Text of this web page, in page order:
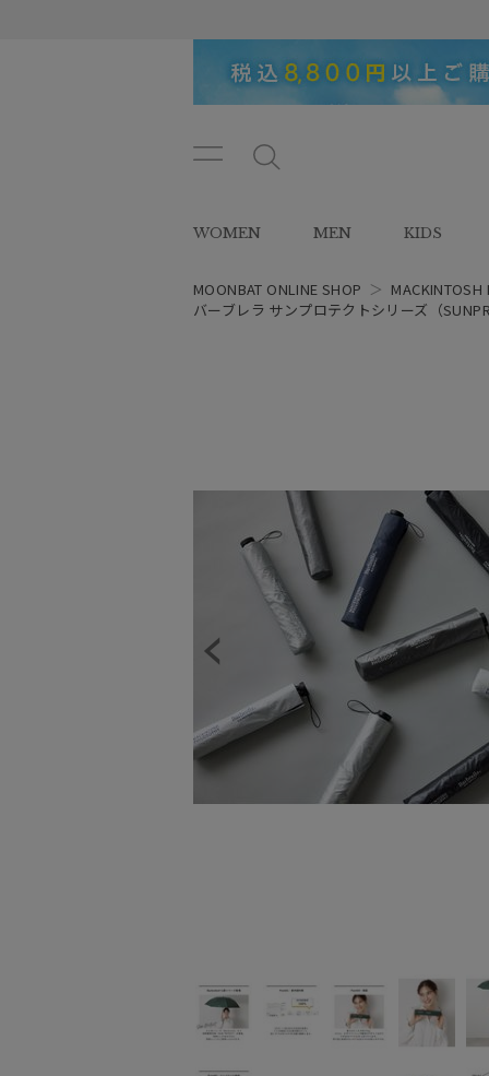
ン
ュ
ー
タ
ン
WOMEN MEN KIDS
MOONBAT ONLINE SHOP ＞ MACKINTOSH
バーブレラ サンプロテクトシリーズ（